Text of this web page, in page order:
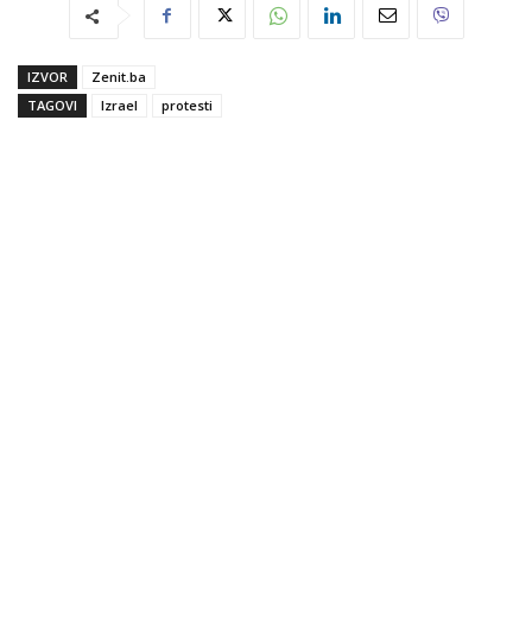
IZVOR
Zenit.ba
TAGOVI
Izrael protesti